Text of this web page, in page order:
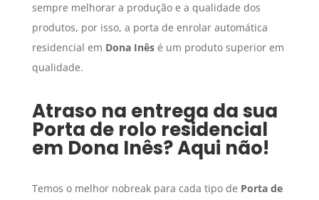
sempre melhorar a produção e a qualidade dos
produtos, por isso, a porta de enrolar automática
residencial em Dona Inêsé um produto superior em
qualidade.
Atraso na entrega da sua
Porta de rolo residencial
em Dona Inês? Aqui não!
Temos o melhor nobreak para cada tipo de Porta de